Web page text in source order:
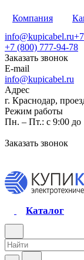
Компания
info@kupicabel.ru
+7 (800) 777-94-78
Заказать звонок
E-mail
info@kupicabel.ru
Адрес
г. Краснодар,
Режим работы
Пн. – Пт.: с 9:00 до
Заказать звонок
Каталог